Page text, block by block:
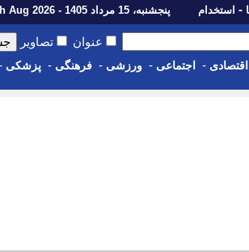
- استخدام پنجشنبه، 15 مرداد 1405 - Thu, 06th Aug 2026
عنوان تصاویر
اقتصادی - اجتماعی - ورزشی - فرهنگی - پزشکی